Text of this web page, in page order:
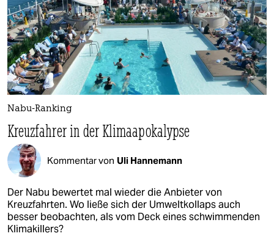
Nabu-Ranking
Kreuzfahrer in der Klimaapokalypse
Kommentar von Uli Hannemann
Der Nabu bewertet mal wieder die Anbieter von
Kreuzfahrten. Wo ließe sich der Umweltkollaps auch
besser beobachten, als vom Deck eines schwimmenden
Klimakillers?